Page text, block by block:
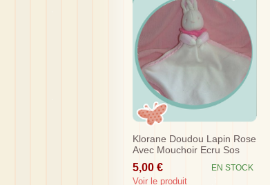
Klorane Doudou Lapin Rose
Avec Mouchoir Ecru Sos
5,00 € EN STOCK
Voir le produit